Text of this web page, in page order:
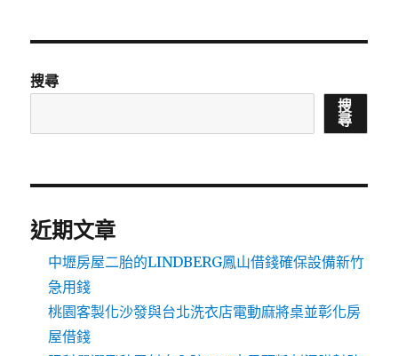
搜尋
搜
尋
近期文章
中壢房屋二胎的LINDBERG鳳山借錢確保設備新竹
急用錢
桃園客製化沙發與台北洗衣店電動麻將桌並彰化房
屋借錢